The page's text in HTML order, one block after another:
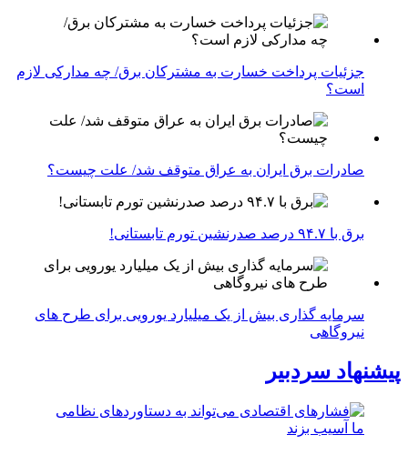
جزئیات پرداخت خسارت به مشترکان برق/ چه مدارکی لازم
است؟
صادرات برق ایران به عراق متوقف شد/ علت چیست؟
برق با ۹۴.۷ درصد صدرنشین تورم تابستانی!
سرمایه گذاری بیش از یک میلیارد یورویی برای طرح های
نیروگاهی
پیشنهاد سردبیر